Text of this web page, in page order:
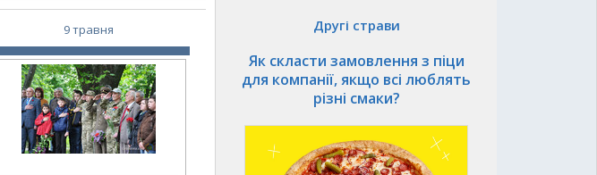
9 травня Другі страви
Як скласти замовлення з піци
для компанії, якщо всі люблять
різні смаки?